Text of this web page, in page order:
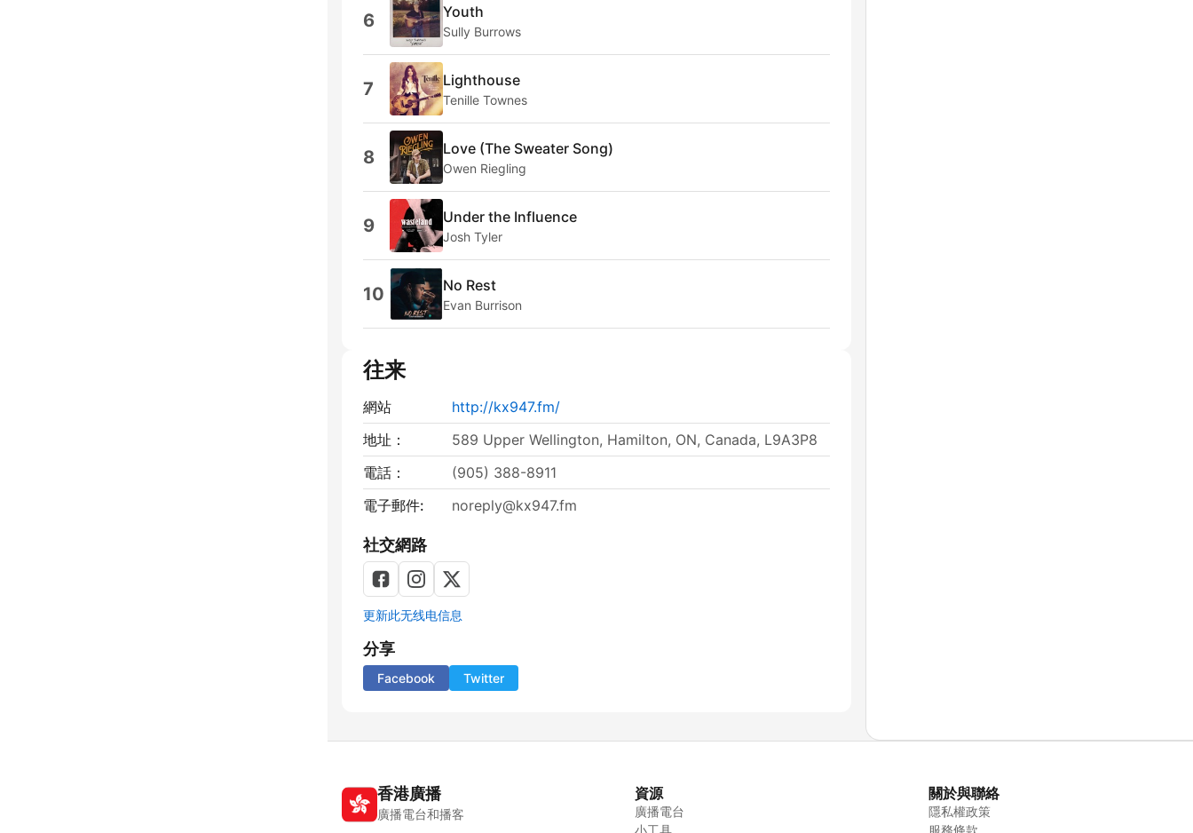
6 Youth
Sully Burrows
7 Lighthouse
Tenille Townes
8 Love (The Sweater Song)
Owen Riegling
9 Under the Influence
Josh Tyler
10 No Rest
Evan Burrison
往来
網站
http://kx947.fm/
地址：
589 Upper Wellington, Hamilton, ON, Canada, L9A3P8
電話：
(905) 388-8911
電子郵件:
noreply@kx947.fm
社交網路
更新此无线电信息
分享
Facebook Twitter
香港廣播
廣播電台和播客
資源
廣播電台
關於與聯絡
隱私權政策